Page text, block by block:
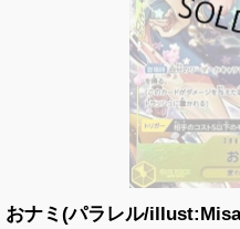
おナミ(パラレル/